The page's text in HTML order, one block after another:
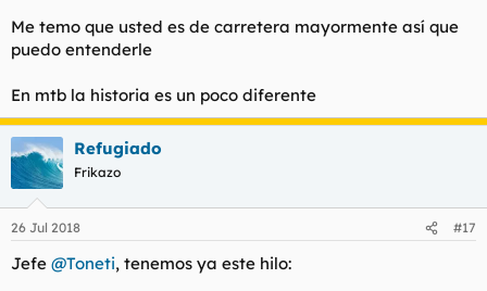
Me temo que usted es de carretera mayormente así que
puedo entenderle
En mtb la historia es un poco diferente
Refugiado
Frikazo
26 Jul 2018 #17
Jefe @Toneti, tenemos ya este hilo: